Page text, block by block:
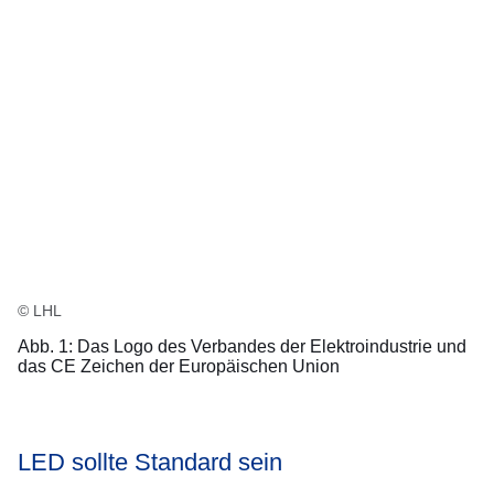
© LHL
Abb. 1: Das Logo des Verbandes der Elektroindustrie und
das CE Zeichen der Europäischen Union
LED sollte Standard sein